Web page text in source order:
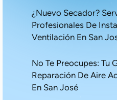
¿Nuevo Secador?
Profesionales De
Ventilación En San
No Te Preocupes: Tu
Reparación De Aire
En San José